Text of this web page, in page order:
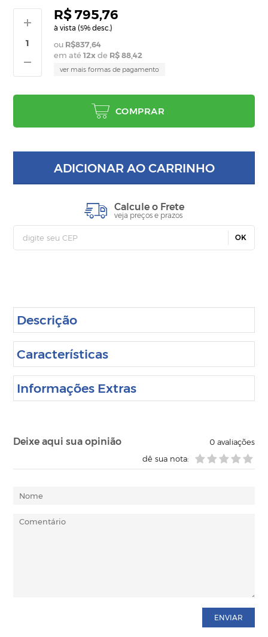
R$ 795,76
à vista (5% desc.)
R$837,64
em até12x de R$ 88,42
ver mais formas de pagamento
COMPRAR
ADICIONAR AO CARRINHO
Calcule o Frete
veja preços e prazos
OK
Descrição
Características
Informações Extras
Deixe aqui sua opinião 0avaliações
dê sua nota:
ENVIAR